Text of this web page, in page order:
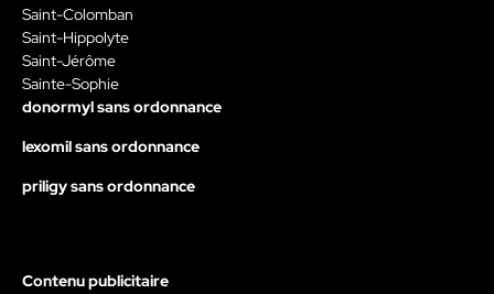
Saint-Colomban
Saint-Hippolyte
Saint-Jérôme
Sainte-Sophie
donormyl sans ordonnance
lexomil sans ordonnance
priligy sans ordonnance
Contenu publicitaire